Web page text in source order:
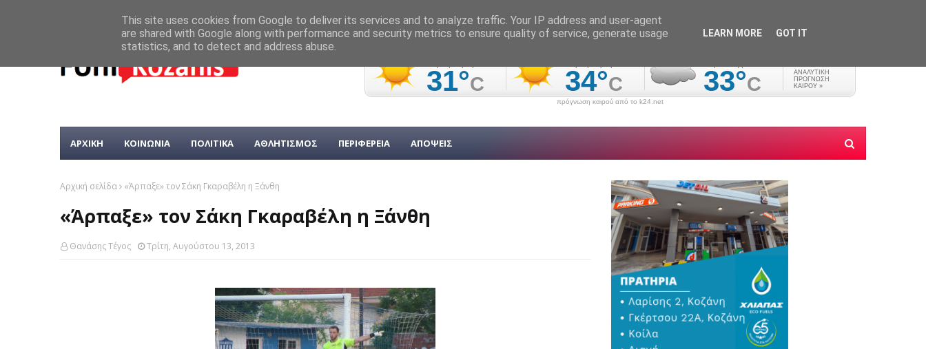
πρόγνωση καιρού από το k24.net
ΑΡΧΙΚΗ ΚΟΙΝΩΝΙΑ ΠΟΛΙΤΙΚΑ ΑΘΛΗΤΙΣΜΟΣ ΠΕΡΙΦΕΡΕΙΑ ΑΠΟΨΕΙΣ
Αρχική σελίδα «Άρπαξε» τον Σάκη Γκαραβέλη η Ξάνθη
«Άρπαξε» τον Σάκη Γκαραβέλη η Ξάνθη
Θανάσης Τέγος Τρίτη, Αυγούστου 13, 2013
This site uses cookies from Google to deliver its services and to analyze traffic. Your IP address and user-agent
are shared with Google along with performance and security metrics to ensure quality of service, generate usage
statistics, and to detect and address abuse.
LEARN MORE GOT IT